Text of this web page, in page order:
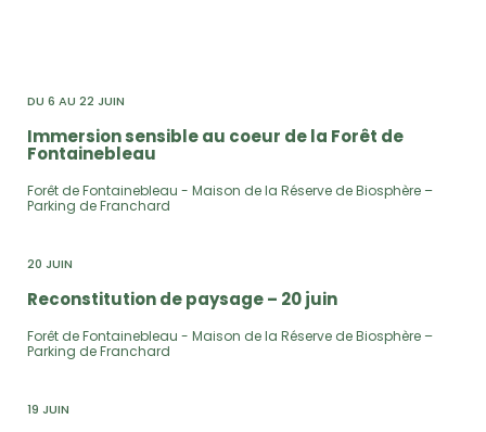
DU 6 AU 22 JUIN
Immersion sensible au coeur de la Forêt de
Fontainebleau
Forêt de Fontainebleau - Maison de la Réserve de Biosphère –
Parking de Franchard
20 JUIN
Reconstitution de paysage – 20 juin
Forêt de Fontainebleau - Maison de la Réserve de Biosphère –
Parking de Franchard
19 JUIN